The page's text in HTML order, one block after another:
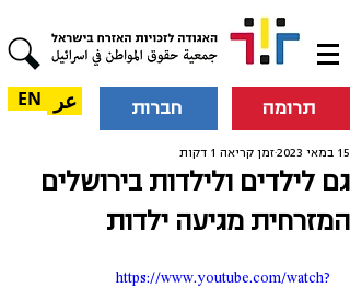
תרומה חברות عر EN
גם לילדים ולילדות בירושלים
המזרחית מגיעה ילדות
15 במאי 2023 זמן קריאה 1 דקות
https://www.youtube.com/watch?